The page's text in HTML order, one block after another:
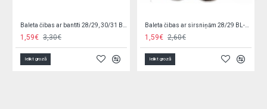
Baleta čibas ar bantīti 28/29, 30/31 BL-13-izpārdošana Baleta čibas ar sirsniņām 28/29 BL-12-izpārdošana
1,59€ 2,00€